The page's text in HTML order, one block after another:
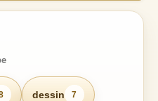
dessin 7